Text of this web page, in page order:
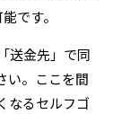
です。
送金先」で同
い。ここを間
なるセルフゴ